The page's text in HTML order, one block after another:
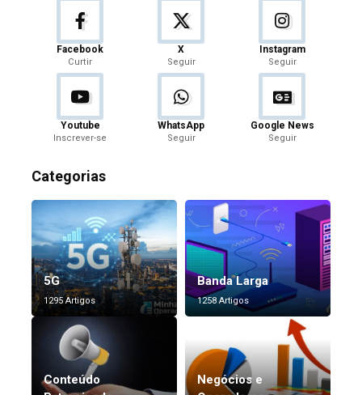
Facebook
Curtir
X
Seguir
Instagram
Seguir
Youtube
Inscrever-se
WhatsApp
Seguir
Google News
Seguir
Categorias
5G
1295 Artigos
Banda Larga
1258 Artigos
Conteúdo
Negócios e